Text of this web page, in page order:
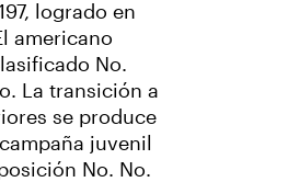
logrado en
americano
No.
La transición a
se produce
juvenil
No. No.